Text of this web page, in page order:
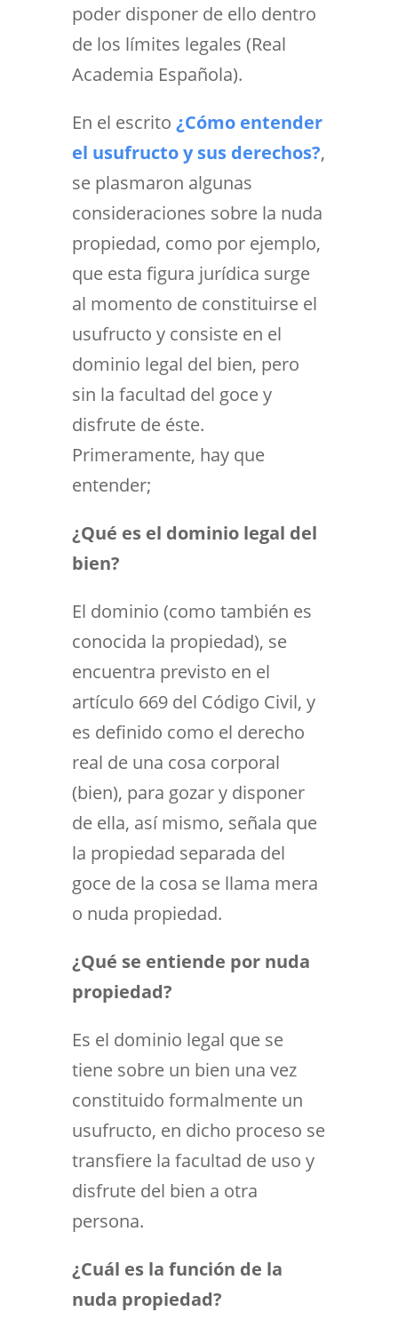
poder disponer de ello dentro
de los límites legales (Real
Academia Española).
En el escrito ¿Cómo entender
el usufructo y sus derechos?,
se plasmaron algunas
consideraciones sobre la nuda
propiedad, como por ejemplo,
que esta figura jurídica surge
al momento de constituirse el
usufructo y consiste en el
dominio legal del bien, pero
sin la facultad del goce y
disfrute de éste.
Primeramente, hay que
entender;
¿Qué es el dominio legal del
bien?
El dominio (como también es
conocida la propiedad), se
encuentra previsto en el
artículo 669 del Código Civil, y
es definido como el derecho
real de una cosa corporal
(bien), para gozar y disponer
de ella, así mismo, señala que
la propiedad separada del
goce de la cosa se llama mera
o nuda propiedad.
¿Qué se entiende por nuda
propiedad?
Es el dominio legal que se
tiene sobre un bien una vez
constituido formalmente un
usufructo, en dicho proceso se
transfiere la facultad de uso y
disfrute del bien a otra
persona.
¿Cuál es la función de la
nuda propiedad?